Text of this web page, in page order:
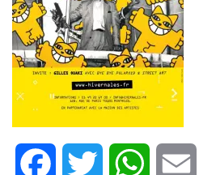
Facebook Twitter WhatsApp